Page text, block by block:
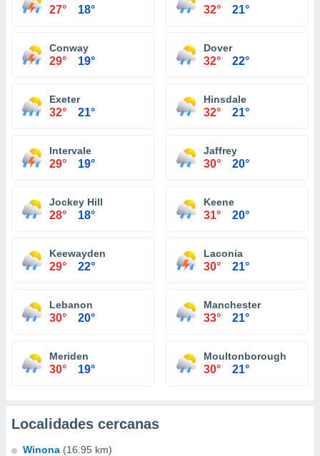
27° 18° 32° 21°
Conway
29° 19°
Dover
32° 22°
Exeter
32° 21°
Hinsdale
32° 21°
Intervale
29° 19°
Jaffrey
30° 20°
Jockey Hill
28° 18°
Keene
31° 20°
Keewayden
29° 22°
Laconia
30° 21°
Lebanon
30° 20°
Manchester
33° 21°
Meriden
30° 19°
Moultonborough
30° 21°
Localidades cercanas
Winona (16.95 km)